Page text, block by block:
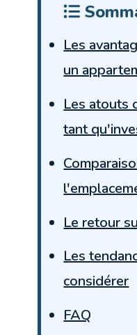
Les
un
Les atouts
tant
Le retour
Les
considérer
FAQ